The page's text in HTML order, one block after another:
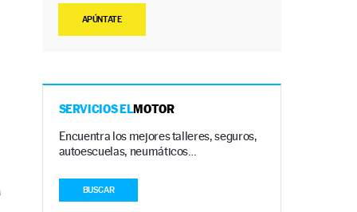
APÚNTATE
SERVICIOS ELMOTOR
Encuentra los mejores talleres, seguros,
autoescuelas, neumáticos…
BUSCAR